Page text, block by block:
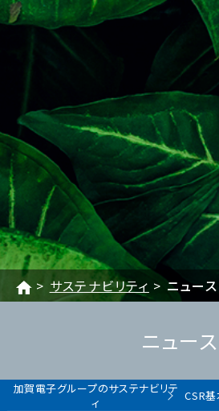
サステナビリティ ニュース
ニュース
加賀電子グループのサステナビリテ
ィ
CSR基